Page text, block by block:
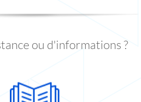
ou d'informations ?